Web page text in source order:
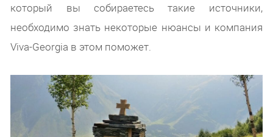
который вы собираетесь такие источники,
необходимо знать некоторые нюансы и компания
Viva-Georgia в этом поможет.